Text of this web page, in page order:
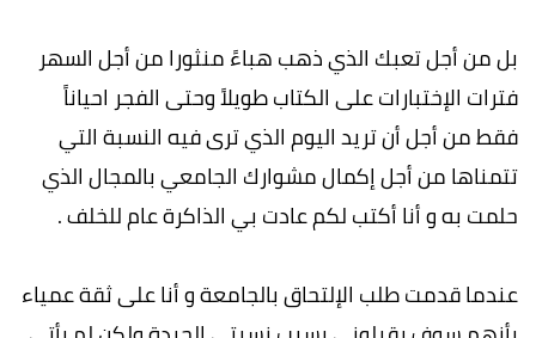
بل من أجل تعبك الذي ذهب هباءً منثورا من أجل السهر
فترات الإختبارات على الكتاب طويلاً وحتى الفجر احياناً
فقط من أجل أن تريد اليوم الذي ترى فيه النسبة التي
تتمناها من أجل إكمال مشوارك الجامعي بالمجال الذي
حلمت به و أنا أكتب لكم عادت بي الذاكرة عام للخلف .
عندما قدمت طلب الإلتحاق بالجامعة و أنا على ثقة عمياء